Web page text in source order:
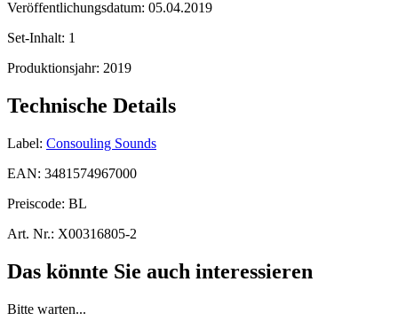
Veröffentlichungsdatum: 05.04.2019
Set-Inhalt: 1
Produktionsjahr: 2019
Technische Details
Label: Consouling Sounds
EAN: 3481574967000
Preiscode: BL
Art. Nr.: X00316805-2
Das könnte Sie auch interessieren
Bitte warten...